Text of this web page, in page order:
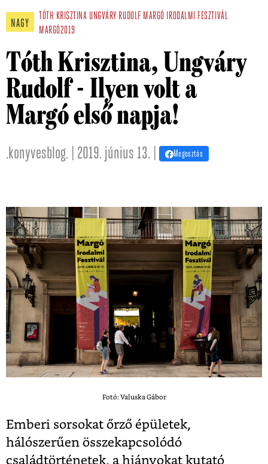
NAGY
TÓTH KRISZTINA UNGVÁRY RUDOLF MARGÓ IRODALMI FESZTIVÁL
MARGÓ2019
Tóth Krisztina, Ungváry
Rudolf - Ilyen volt a
Margó első napja!
.konyvesblog. | 2019. június 13. | Megosztás
Fotó: Valuska Gábor
Emberi sorsokat őrző épületek,
hálószerűen összekapcsolódó
családtörténetek, a hiányokat kutató